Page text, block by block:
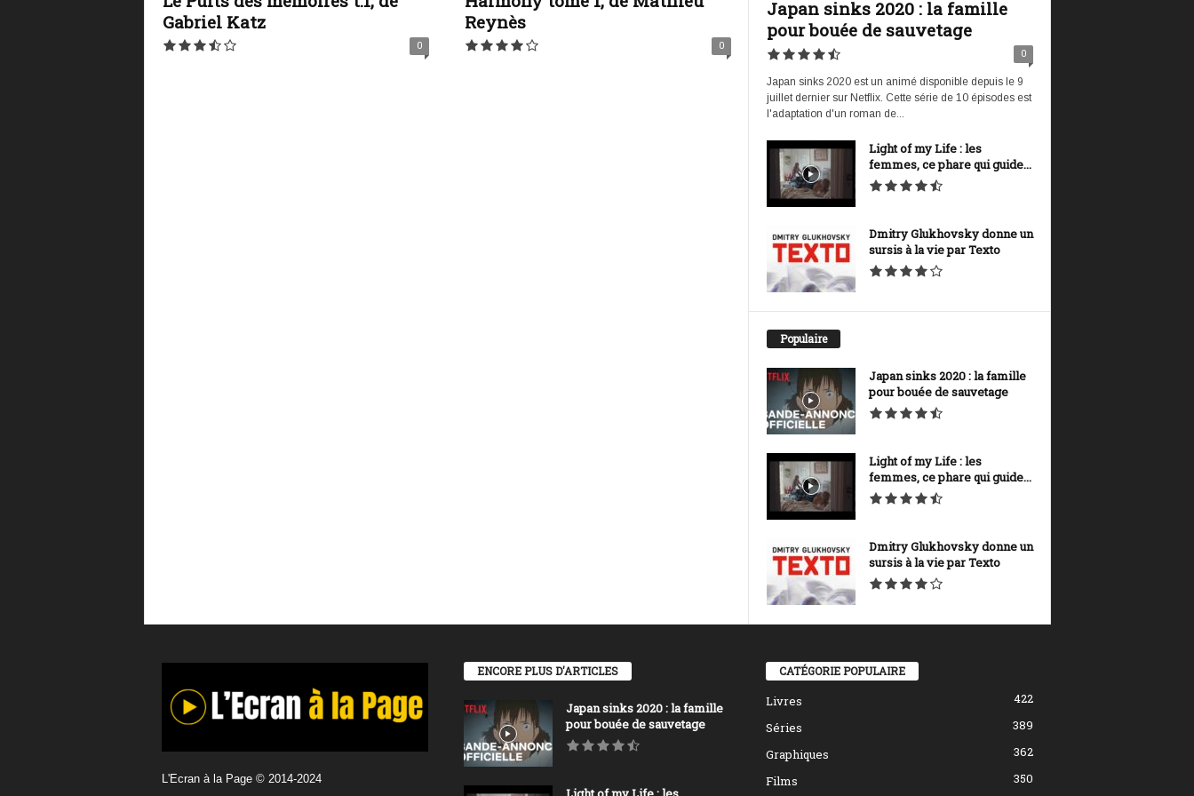
Gabriel Katz
0
Reynès
0
Japan sinks 2020 : la famille
pour bouée de sauvetage
0
Japan sinks 2020 est un animé disponible depuis le 9
juillet dernier sur Netflix. Cette série de 10 épisodes est
l'adaptation d'un roman de...
Light of my Life : les
femmes, ce phare qui guide...
Dmitry Glukhovsky donne un
sursis à la vie par Texto
Populaire
Japan sinks 2020 : la famille
pour bouée de sauvetage
Light of my Life : les
femmes, ce phare qui guide...
Dmitry Glukhovsky donne un
sursis à la vie par Texto
L'Ecran à la Page © 2014-2024
ENCORE PLUS D'ARTICLES
Japan sinks 2020 : la famille
pour bouée de sauvetage
CATÉGORIE POPULAIRE
Livres
422
Séries
389
Graphiques
362
Films
350